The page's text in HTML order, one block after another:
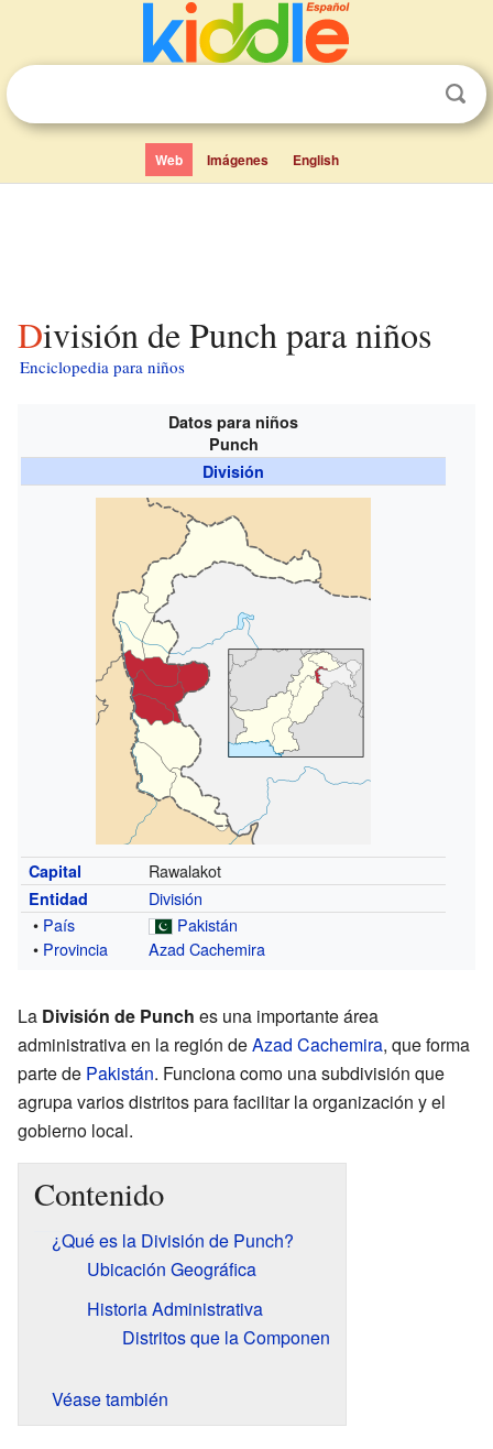
Web Imágenes English
División de Punch para niños
Enciclopedia para niños
Datos para niños
Punch
División
Capital Rawalakot
Entidad
División
• País
Pakistán
• Provincia Azad Cachemira
La División de Punch es una importante área
administrativa en la región deAzad Cachemira, que forma
parte de Pakistán. Funciona como una subdivisión que
agrupa varios distritos para facilitar la organización y el
gobierno local.
Contenido
¿Qué es la División de Punch?
Ubicación Geográfica
Historia Administrativa
Distritos que la Componen
Véase también